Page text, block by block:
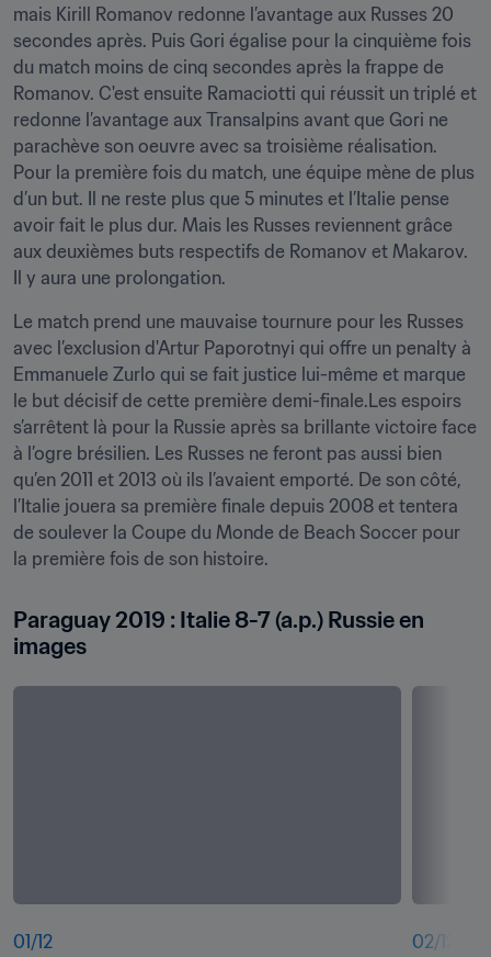
mais Kirill Romanov redonne l’avantage aux Russes 20
secondes après. Puis Gori égalise pour la cinquième fois
du match moins de cinq secondes après la frappe de
Romanov. C'est ensuite Ramaciotti qui réussit un triplé et
redonne l’avantage aux Transalpins avant que Gori ne
parachève son oeuvre avec sa troisième réalisation.
Pour la première fois du match, une équipe mène de plus
d’un but. Il ne reste plus que 5 minutes et l’Italie pense
avoir fait le plus dur. Mais les Russes reviennent grâce
aux deuxièmes buts respectifs de Romanov et Makarov.
Il y aura une prolongation.
Le match prend une mauvaise tournure pour les Russes
avec l’exclusion d'Artur Paporotnyi qui offre un penalty à
Emmanuele Zurlo qui se fait justice lui-même et marque
le but décisif de cette première demi-finale.Les espoirs
s’arrêtent là pour la Russie après sa brillante victoire face
à l’ogre brésilien. Les Russes ne feront pas aussi bien
qu’en 2011 et 2013 où ils l’avaient emporté. De son côté,
l’Italie jouera sa première finale depuis 2008 et tentera
de soulever la Coupe du Monde de Beach Soccer pour
la première fois de son histoire.
Paraguay 2019 : Italie 8-7 (a.p.) Russie en
images
01 /12 02/12